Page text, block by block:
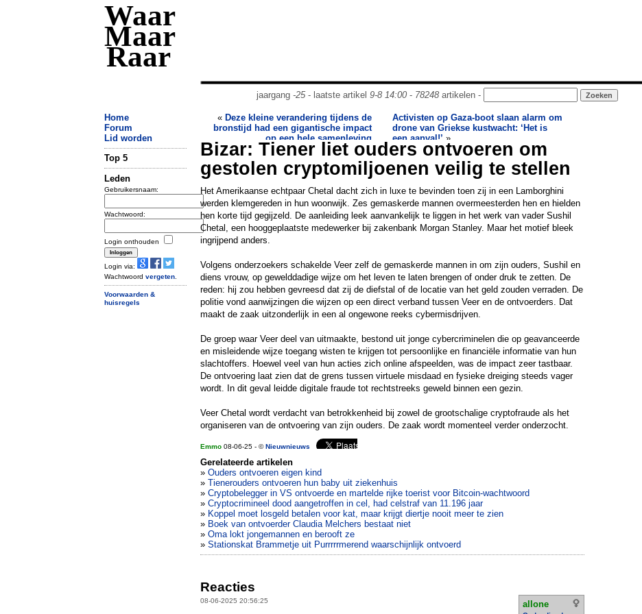
Waar
Maar
Raar
jaargang -25- laatste artikel 9-8 14:00- 78248artikelen -
Home
Forum
Lid worden
Top 5
Leden
Gebruikersnaam:
Wachtwoord:
Login onthouden
Login via:
Wachtwoord vergeten
Voorwaarden &
huisregels
« Deze kleine verandering tijdens de
bronstijd had een gigantische impact
op een hele samenleving
Activisten op Gaza-boot slaan alarm om
drone van Griekse kustwacht: ‘Het is
een aanval!’ »
Bizar: Tiener liet ouders ontvoeren om
gestolen cryptomiljoenen veilig te stellen
Het Amerikaanse echtpaar Chetal dacht zich in luxe te bevinden toen zij in een Lamborghini
werden klemgereden in hun woonwijk. Zes gemaskerde mannen overmeesterden hen en hielden
hen korte tijd gegijzeld. De aanleiding leek aanvankelijk te liggen in het werk van vader Sushil
Chetal, een hooggeplaatste medewerker bij zakenbank Morgan Stanley. Maar het motief bleek
ingrijpend anders.
Volgens onderzoekers schakelde Veer zelf de gemaskerde mannen in om zijn ouders, Sushil en
diens vrouw, op gewelddadige wijze om het leven te laten brengen of onder druk te zetten. De
reden: hij zou hebben gevreesd dat zij de diefstal of de locatie van het geld zouden verraden. De
politie vond aanwijzingen die wijzen op een direct verband tussen Veer en de ontvoerders. Dat
maakt de zaak uitzonderlijk in een al ongewone reeks cybermisdrijven.
De groep waar Veer deel van uitmaakte, bestond uit jonge cybercriminelen die op geavanceerde
en misleidende wijze toegang wisten te krijgen tot persoonlijke en financiële informatie van hun
slachtoffers. Hoewel veel van hun acties zich online afspeelden, was de impact zeer tastbaar.
De ontvoering laat zien dat de grens tussen virtuele misdaad en fysieke dreiging steeds vager
wordt. In dit geval leidde digitale fraude tot rechtstreeks geweld binnen een gezin.
Veer Chetal wordt verdacht van betrokkenheid bij zowel de grootschalige cryptofraude als het
organiseren van de ontvoering van zijn ouders. De zaak wordt momenteel verder onderzocht.
Emmo 08-06-25 - ©Nieuwnieuws
Gerelateerde artikelen
» Ouders ontvoeren eigen kind
» Tienerouders ontvoeren hun baby uit ziekenhuis
» Cryptobelegger in VS ontvoerde en martelde rijke toerist voor Bitcoin-wachtwoord
» Cryptocrimineel dood aangetroffen in cel, had celstraf van 11.196 jaar
» Koppel moet losgeld betalen voor kat, maar krijgt diertje nooit meer te zien
» Boek van ontvoerder Claudia Melchers bestaat niet
» Oma lokt jongemannen en berooft ze
» Stationskat Brammetje uit Purrrrrmerend waarschijnlijk ontvoerd
Reacties
08-06-2025 20:56:25 allone